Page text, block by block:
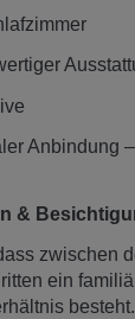
Anbindung
&
zwischen
ein
besteht.